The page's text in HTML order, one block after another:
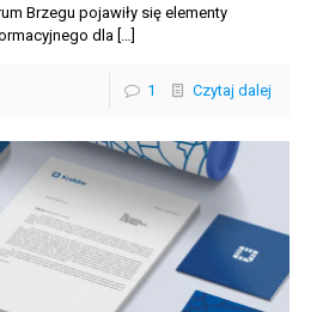
Brzegu pojawiły się elementy
dla […]
1 Czytaj dalej